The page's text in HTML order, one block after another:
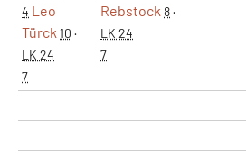
4 Leo
Türck 10 ·
LK 24
7
Rebstock 8·
LK 24
7